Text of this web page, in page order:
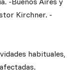
Kirchner. -
habituales,